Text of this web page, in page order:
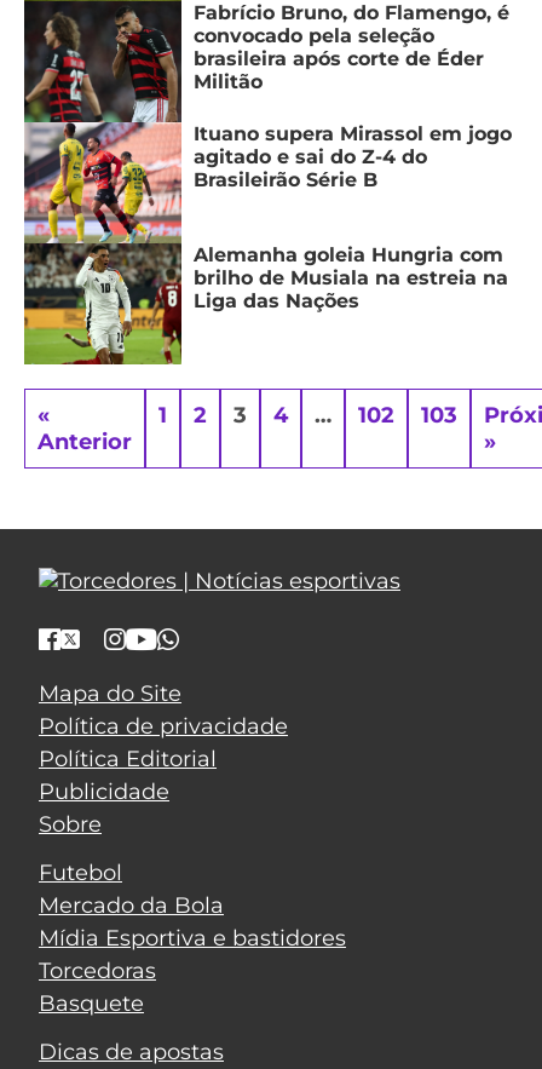
Fabrício Bruno, do Flamengo, é
convocado pela seleção
brasileira após corte de Éder
Militão
Ituano supera Mirassol em jogo
agitado e sai do Z-4 do
Brasileirão Série B
Alemanha goleia Hungria com
brilho de Musiala na estreia na
Liga das Nações
«
Anterior
1 2 3 4 … 102 103
»
Mapa do Site
Política de privacidade
Política Editorial
Publicidade
Sobre
Futebol
Mercado da Bola
Mídia Esportiva e bastidores
Torcedoras
Basquete
Dicas de apostas